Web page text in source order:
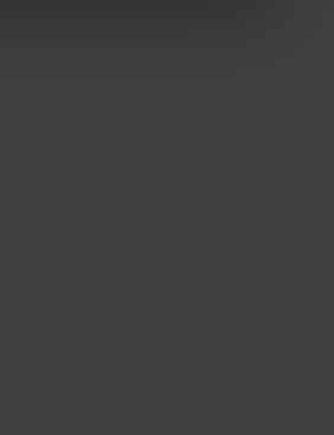
partners voor social
die u aan ze heeft
met onze cookies als u